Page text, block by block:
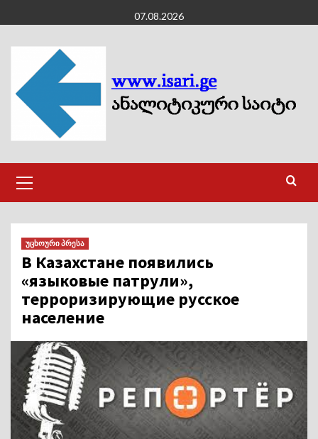
to
content
07.08.2026
Menu
უცხოური პრესა
В Казахстане появились
«языковые патрули»,
терроризирующие русское
население